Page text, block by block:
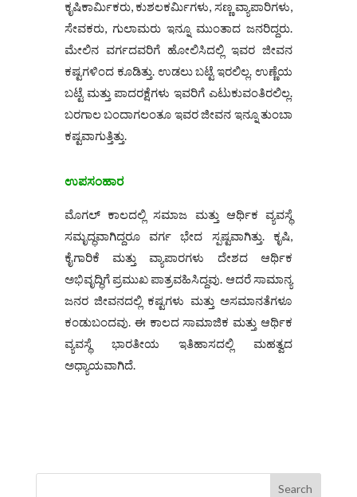
ಕೃಷಿಕಾರ್ಮಿಕರು, ಕುಶಲಕರ್ಮಿಗಳು, ಸಣ್ಣ ವ್ಯಾಪಾರಿಗಳು,
ಸೇವಕರು, ಗುಲಾಮರು ಇನ್ನೂ ಮುಂತಾದ ಜನರಿದ್ದರು.
ಮೇಲಿನ ವರ್ಗದವರಿಗೆ ಹೋಲಿಸಿದಲ್ಲಿ ಇವರ ಜೀವನ
ಕಷ್ಟಗಳಿಂದ ಕೂಡಿತ್ತು. ಉಡಲು ಬಟ್ಟೆ ಇರಲಿಲ್ಲ. ಉಣ್ಣೆಯ
ಬಟ್ಟೆ ಮತ್ತು ಪಾದರಕ್ಷೆಗಳು ಇವರಿಗೆ ಎಟುಕುವಂತಿರಲಿಲ್ಲ.
ಬರಗಾಲ ಬಂದಾಗಲಂತೂ ಇವರ ಜೀವನ ಇನ್ನೂ ತುಂಬಾ
ಕಷ್ಟವಾಗುತ್ತಿತ್ತು.
ಉಪಸಂಹಾರ
ಮೊಗಲ್ ಕಾಲದಲ್ಲಿ ಸಮಾಜ ಮತ್ತು ಆರ್ಥಿಕ ವ್ಯವಸ್ಥೆ
ಸಮೃದ್ಧವಾಗಿದ್ದರೂ ವರ್ಗ ಭೇದ ಸ್ಪಷ್ಟವಾಗಿತ್ತು. ಕೃಷಿ,
ಕೈಗಾರಿಕೆ ಮತ್ತು ವ್ಯಾಪಾರಗಳು ದೇಶದ ಆರ್ಥಿಕ
ಅಭಿವೃದ್ಧಿಗೆ ಪ್ರಮುಖ ಪಾತ್ರವಹಿಸಿದ್ದವು. ಆದರೆ ಸಾಮಾನ್ಯ
ಜನರ ಜೀವನದಲ್ಲಿ ಕಷ್ಟಗಳು ಮತ್ತು ಅಸಮಾನತೆಗಳೂ
ಕಂಡುಬಂದವು. ಈ ಕಾಲದ ಸಾಮಾಜಿಕ ಮತ್ತು ಆರ್ಥಿಕ
ವ್ಯವಸ್ಥೆ ಭಾರತೀಯ ಇತಿಹಾಸದಲ್ಲಿ ಮಹತ್ವದ
ಅಧ್ಯಾಯವಾಗಿದೆ.
Search